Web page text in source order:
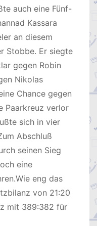
auch eine Fünf-
Kassara
an diesem
Stobbe. Er siegte
gegen Robin
Nikolas
Chance gegen
Paarkreuz verlor
sich in vier
Abschluß
seinen Sieg
eine
eng das
von 21:20
mit 389:382 für